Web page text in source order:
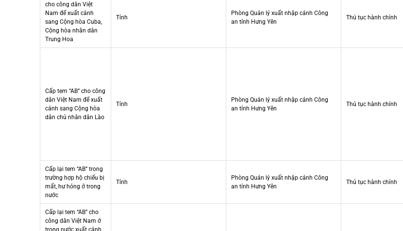
cho công dân Việt
Nam để xuất cảnh
sang Cộng hòa Cuba,
Cộng hòa nhân dân
Trung Hoa
Tỉnh
Phòng Quản lý xuất nhập cảnh Công
an tỉnh Hưng Yên
Thủ tục hành chính
Cấp tem “AB” cho công
dân Việt Nam để xuất
cảnh sang Cộng hòa
dân chủ nhân dân Lào
Tỉnh
Phòng Quản lý xuất nhập cảnh Công
an tỉnh Hưng Yên
Thủ tục hành chính
Cấp lại tem “AB” trong
trường hợp hộ chiếu bị
mất, hư hỏng ở trong
nước
Tỉnh
Phòng Quản lý xuất nhập cảnh Công
an tỉnh Hưng Yên
Thủ tục hành chính
Cấp lại tem “AB” cho
công dân Việt Nam ở
trong nước xuất cảnh